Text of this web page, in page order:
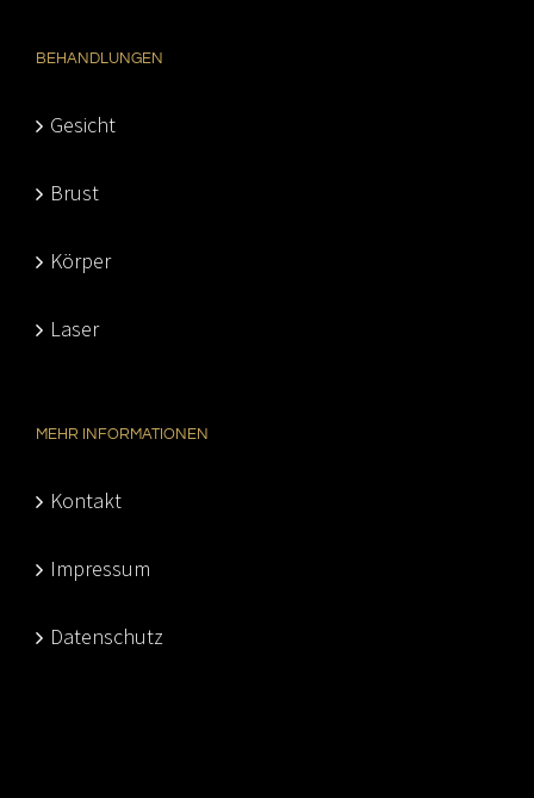
BEHANDLUNGEN
Gesicht
Brust
Körper
Laser
MEHR INFORMATIONEN
Kontakt
Impressum
Datenschutz